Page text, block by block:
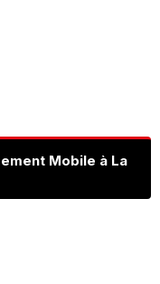
Mobile à La